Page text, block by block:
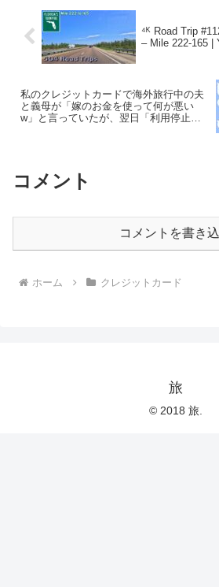
⁴ᴷ Road Trip
– Mile 222-165 |
私のクレジットカードで海外旅行中の夫
と義母が「嫁のお金を使って何が悪い
w」と言っていたが、翌日「利用停止に
コメント
コメントを書き
ホーム クレジットカード
旅
© 2018 旅.